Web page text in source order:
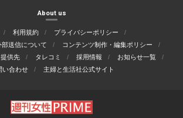
About us
利用規約
プライバシーポリシー
送信について
コンテンツ制作・編集ポリシー
供先 タレコミ 採用情報
お知らせ一覧
い合わせ
主婦と生活社公式サイト